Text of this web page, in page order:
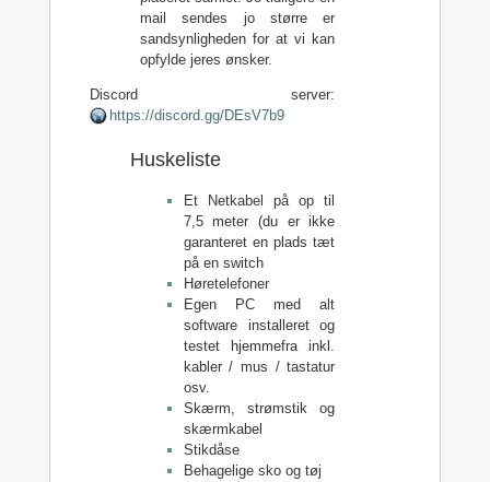
mail sendes jo større er
sandsynligheden for at vi kan
opfylde jeres ønsker.
Discord server:
https://discord.gg/DEsV7b9
Huskeliste
Et Netkabel på op til
7,5 meter (du er ikke
garanteret en plads tæt
på en switch
Høretelefoner
Egen PC med alt
software installeret og
testet hjemmefra inkl.
kabler / mus / tastatur
osv.
Skærm, strømstik og
skærmkabel
Stikdåse
Behagelige sko og tøj